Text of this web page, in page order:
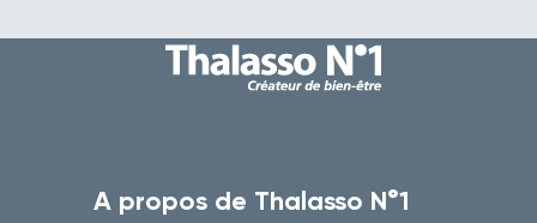
A propos de Thalasso N°1